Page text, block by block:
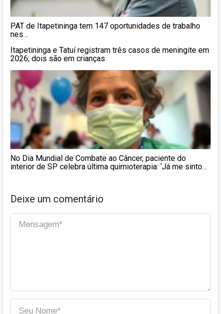
PAT de Itapetininga tem 147 oportunidades de trabalho
nes…
Itapetininga e Tatuí registram três casos de meningite em
2026; dois são em crianças
No Dia Mundial de Combate ao Câncer, paciente do
interior de SP celebra última quimioterapia: ‘Já me sinto
Deixe um comentário